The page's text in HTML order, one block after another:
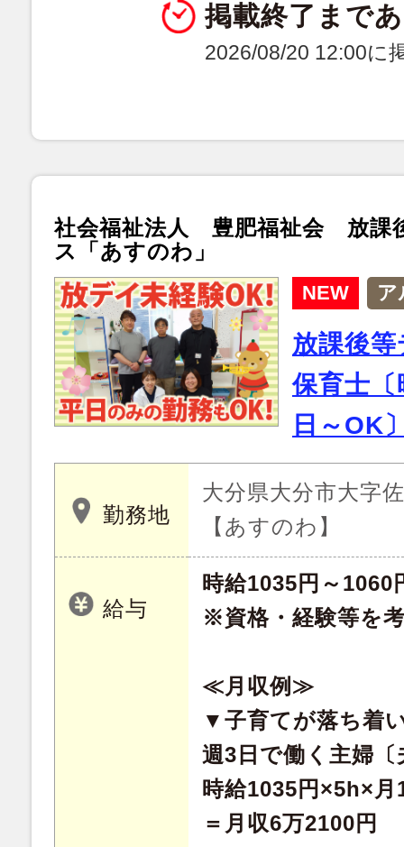
掲載終了まで
2026/08/20 12:00に
社会福祉法人 豊肥福祉会 放課
ス「あすのわ」
NEW ア
放課後
保育士
日～OK
勤務地
大分県大分市大字
【あすのわ】
給与
時給1035円～1060
※資格・経験等を
≪月収例≫
▼子育てが落ち着
週3日で働く主婦〔
時給1035円×5h×月
＝月収6万2100円